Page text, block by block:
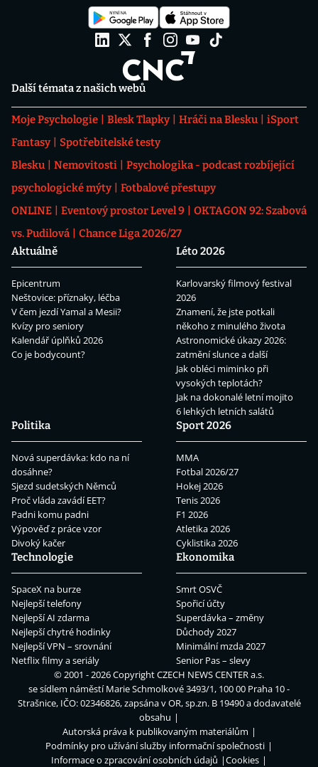
Další témata z našich webů
Moje Psychologie Blesk Tlapky Hráči na Blesku
iSport
Fantasy
Spotřebitelské testy
Blesku
Nemovitosti
Psychologika - podcast rozbíjející
psychologické mýty
Fotbalové přestupy
ONLINE
Eventový prostor Level 9
OKTAGON 92: Szabová
vs. Pudilová
Chance Liga 2026/27
Aktuálně
Epicentrum
Neštovice: příznaky, léčba
V čem jezdí Yamal a Mesii?
Kvízy pro seniory
Kalendář úplňků 2026
Co je bodycount?
Léto 2026
Karlovarský filmový festival
2026
Znamení, že jste potkali
někoho z minulého života
Astronomické úkazy 2026:
zatmění slunce a další
Jak obléci miminko při
vysokých teplotách?
Jak na dokonalé letní mojito
6 lehkých letních salátů
Politika
Nová superdávka: kdo na ní
dosáhne?
Sjezd sudetských Němců
Proč vláda zavádí EET?
Padni komu padni
Výpověď z práce vzor
Divoký kačer
Sport 2026
MMA
Fotbal 2026/27
Hokej 2026
Tenis 2026
F1 2026
Atletika 2026
Cyklistika 2026
Technologie
SpaceX na burze
Nejlepší telefony
Nejlepší AI zdarma
Nejlepší chytré hodinky
Nejlepší VPN – srovnání
Netflix filmy a seriály
Ekonomika
Smrt OSVČ
Spořicí účty
Superdávka – změny
Důchody 2027
Minimální mzda 2027
Senior Pas – slevy
© 2001 - 2026 CopyrightCZECH NEWS CENTER a.s.
se sídlem náměstí Marie Schmolkové 3493/1, 100 00 Praha 10 -
Strašnice, IČO: 02346826, zapsána v OR, sp.zn. B 19490 a dodavatelé
obsahu
Autorská práva k publikovaným materiálům
Podmínky pro užívání služby informační společnosti
Informace o zpracování osobních údajů
Cookies